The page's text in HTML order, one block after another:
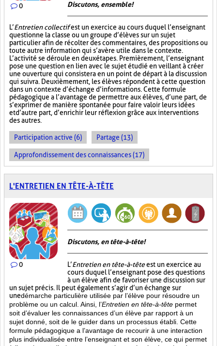
0 Discutons, ensemble!
L’Entretien collectifest un exercice au cours duquel l’enseignant
questionne la classe ou un groupe d’élèves sur un sujet
particulier afin de récolter des commentaires, des propositions ou
toute autre information qui s’avère utile dans le contexte.
L’activité se déroule en deux étapes. Premièrement, l’enseignant
pose une question en lien avec le sujet étudié en veillant à créer
une ouverture qui consistera en un point de départ à la discussion
qui suivra. Deuxièmement, les élèves répondent à cette question
dans un contexte d’échange d’informations. Cette formule
pédagogique a l’avantage de permettre aux élèves, d’une part, de
s’exprimer de manière spontanée pour faire valoir leurs idées
et d’autre part, d’enrichir leur réflexion grâce aux interventions
des autres.
Participation active (6) Partage (13)
Approfondissement des connaissances (17)
L'ENTRETIEN EN TÊTE-À-TÊTE
0
Discutons, en tête-à-tête!
L’Entretien en tête-à-têteest un exercice au
cours duquel l’enseignant pose des questions
à un élève afin de favoriser une discussion sur
un sujet précis. Il peut également s’agir d’un échange sur
unedémarche particulière utilisée par l’élève pour résoudre un
problème ou un calcul. Ainsi, l’Entretien en tête-à-tête permet
soit d’évaluer les connaissances d’un élève par rapport à un
sujet donné, soit de le guider dans un processus établi. Cette
formule pédagogique a l’avantage de recourir à une interaction
plus individualisée entre l’enseignant et son élève, ce qui permet